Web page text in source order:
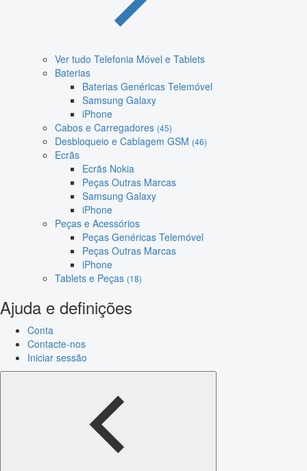
Ver tudo Telefonia Móvel e Tablets
Baterias
Baterias Genéricas Telemóvel
Samsung Galaxy
iPhone
Cabos e Carregadores (45)
Desbloqueio e Cablagem GSM (46)
Ecrãs
Ecrãs Nokia
Peças Outras Marcas
Samsung Galaxy
iPhone
Peças e Acessórios
Peças Genéricas Telemóvel
Peças Outras Marcas
iPhone
Tablets e Peças (18)
Ajuda e definições
Conta
Contacte-nos
Iniciar sessão